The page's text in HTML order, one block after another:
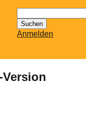
nach:
Anmelden